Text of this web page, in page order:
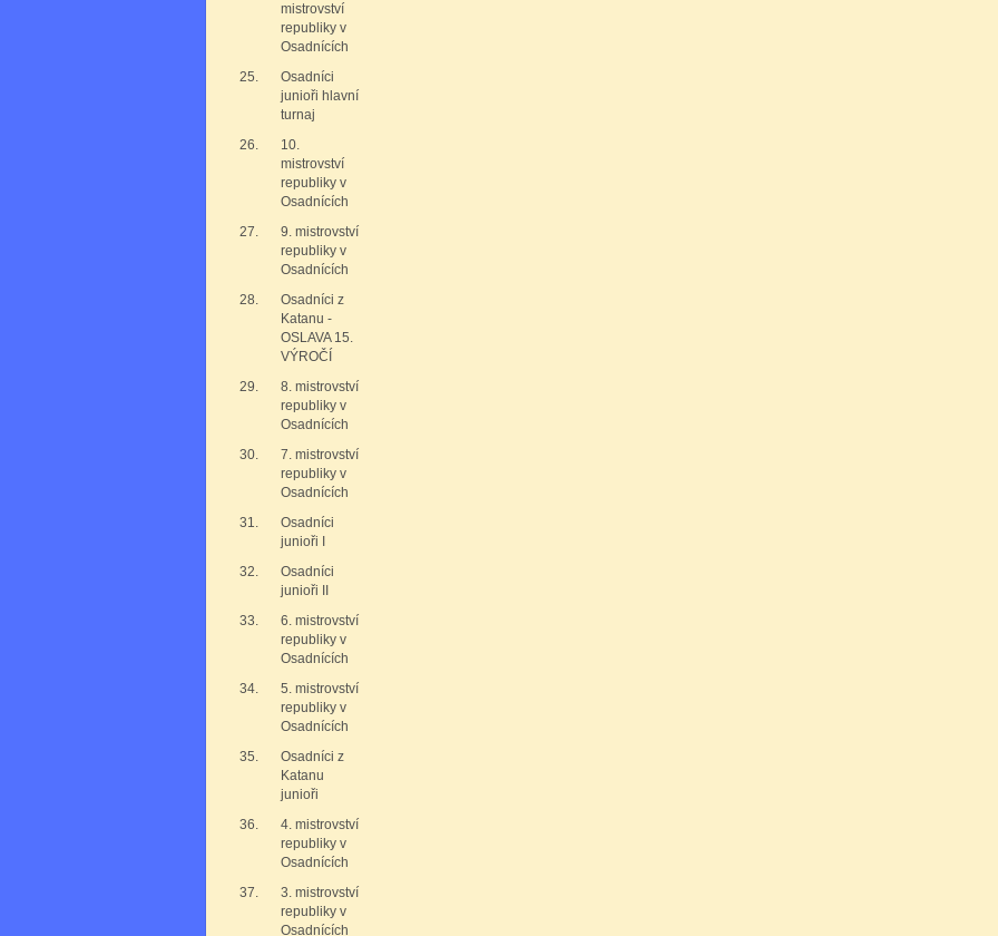
mistrovství
republiky v
Osadnících
25.
Osadníci
junioři hlavní
turnaj
26.
10.
mistrovství
republiky v
Osadnících
27.
9. mistrovství
republiky v
Osadnících
28.
Osadníci z
Katanu -
OSLAVA 15.
VÝROČÍ
29.
8. mistrovství
republiky v
Osadnících
30.
7. mistrovství
republiky v
Osadnících
31.
Osadníci
junioři I
32.
Osadníci
junioři II
33.
6. mistrovství
republiky v
Osadnících
34.
5. mistrovství
republiky v
Osadnících
35.
Osadníci z
Katanu
junioři
36.
4. mistrovství
republiky v
Osadnících
37.
3. mistrovství
republiky v
Osadnících